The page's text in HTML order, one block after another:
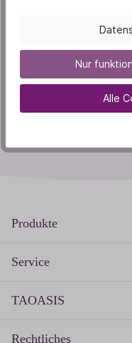
Youtube
Produkte
Service
TAOASIS
Rechtliches
Nur
Alle